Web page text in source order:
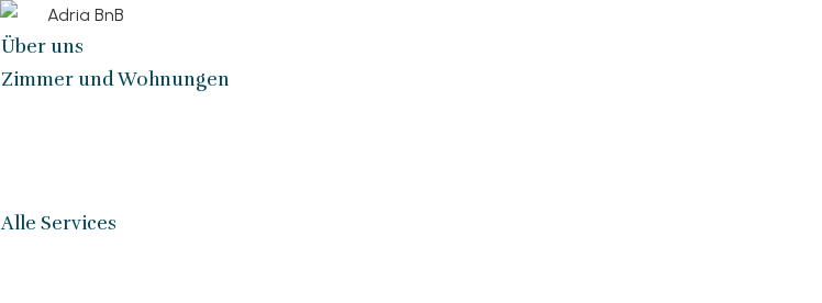
Über uns
Zimmer und Wohnungen
Alle Services